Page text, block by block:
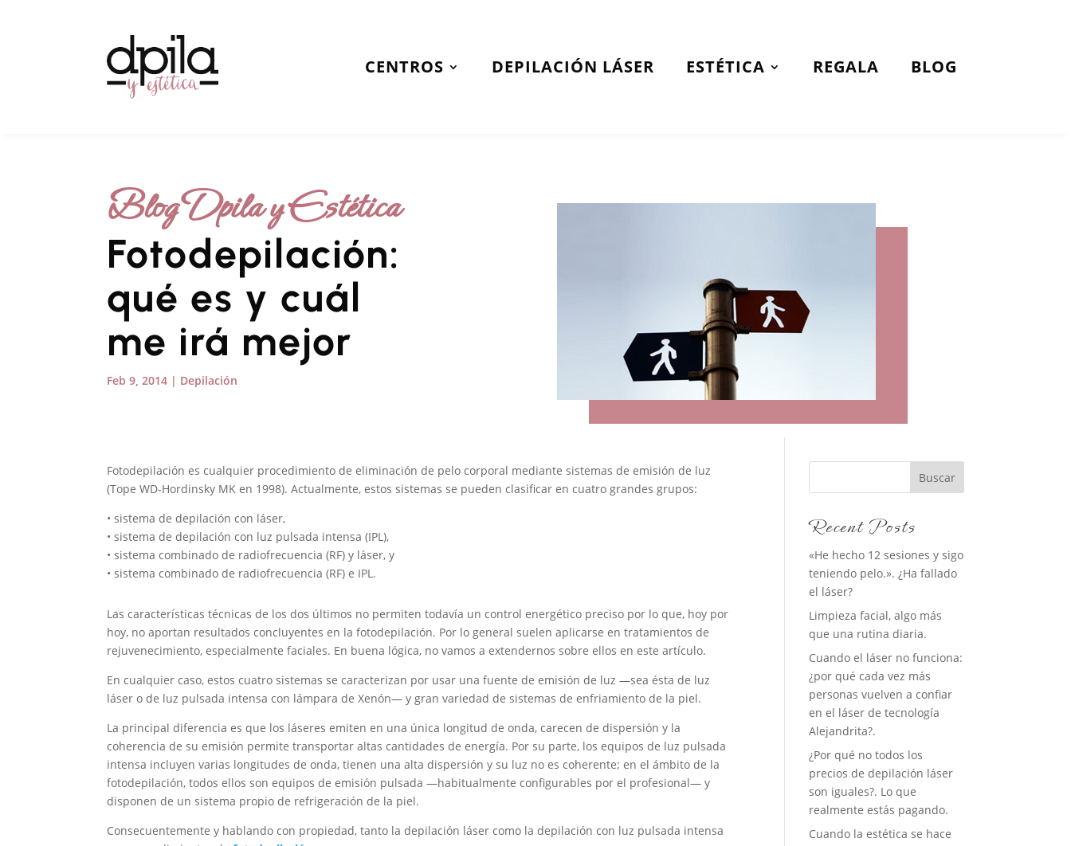
CENTROS DEPILACIÓN LÁSER ESTÉTICA REGALA BLOG
Blog Dpila y Estética
Fotodepilación:
qué es y cuál
me irá mejor
Feb 9, 2014 | Depilación
Fotodepilación es cualquier procedimiento de eliminación de pelo corporal mediante sistemas de emisión de luz
(Tope WD-Hordinsky MK en 1998). Actualmente, estos sistemas se pueden clasificar en cuatro grandes grupos:
• sistema de depilación con láser,
• sistema de depilación con luz pulsada intensa (IPL),
• sistema combinado de radiofrecuencia (RF) y láser, y
• sistema combinado de radiofrecuencia (RF) e IPL.
Las características técnicas de los dos últimos no permiten todavía un control energético preciso por lo que, hoy por
hoy, no aportan resultados concluyentes en la fotodepilación. Por lo general suelen aplicarse en tratamientos de
rejuvenecimiento, especialmente faciales. En buena lógica, no vamos a extendernos sobre ellos en este artículo.
En cualquier caso, estos cuatro sistemas se caracterizan por usar una fuente de emisión de luz —sea ésta de luz
láser o de luz pulsada intensa con lámpara de Xenón— y gran variedad de sistemas de enfriamiento de la piel.
La principal diferencia es que los láseres emiten en una única longitud de onda, carecen de dispersión y la
coherencia de su emisión permite transportar altas cantidades de energía. Por su parte, los equipos de luz pulsada
intensa incluyen varias longitudes de onda, tienen una alta dispersión y su luz no es coherente; en el ámbito de la
fotodepilación, todos ellos son equipos de emisión pulsada —habitualmente configurables por el profesional— y
disponen de un sistema propio de refrigeración de la piel.
Consecuentemente y hablando con propiedad, tanto la depilación láser como la depilación con luz pulsada intensa
Buscar
Recent Posts
«He hecho 12 sesiones y sigo
teniendo pelo.». ¿Ha fallado
el láser?
Limpieza facial, algo más
que una rutina diaria.
Cuando el láser no funciona:
¿por qué cada vez más
personas vuelven a confiar
en el láser de tecnología
Alejandrita?.
¿Por qué no todos los
precios de depilación láser
son iguales?. Lo que
realmente estás pagando.
Cuando la estética se hace